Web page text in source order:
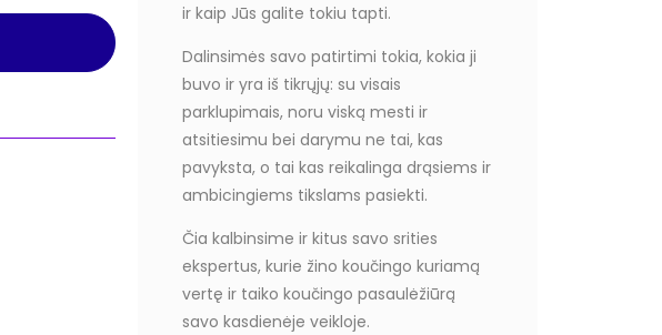
ir kaip Jūs galite tokiu tapti.
Dalinsimės savo patirtimi tokia, kokia ji
buvo ir yra iš tikrųjų: su visais
parklupimais, noru viską mesti ir
atsitiesimu bei darymu ne tai, kas
pavyksta, o tai kas reikalinga drąsiems ir
ambicingiems tikslams pasiekti.
Čia kalbinsime ir kitus savo srities
ekspertus, kurie žino koučingo kuriamą
vertę ir taiko koučingo pasaulėžiūrą
savo kasdienėje veikloje.